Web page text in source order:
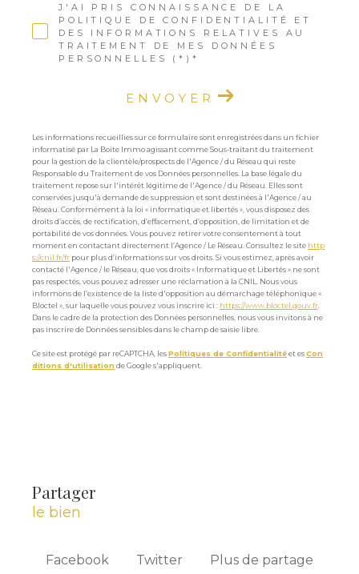
J'AI PRIS CONNAISSANCE DE LA
POLITIQUE DE CONFIDENTIALITÉ ET
DES INFORMATIONS RELATIVES AU
TRAITEMENT DE MES DONNÉES
PERSONNELLES (*)*
ENVOYER
Les informations recueillies sur ce formulaire sont enregistrées dans un fichier
informatisé par La Boite Immo agissant comme Sous-traitant du traitement
pour la gestion de la clientèle/prospects de l'Agence / du Réseau qui reste
Responsable du Traitement de vos Données personnelles. La base légale du
traitement repose sur l'intérêt légitime de l'Agence / du Réseau. Elles sont
conservées jusqu'à demande de suppression et sont destinées à l'Agence / au
Réseau. Conformément à la loi « informatique et libertés », vous disposez des
droits d’accès, de rectification, d’effacement, d’opposition, de limitation et de
portabilité de vos données. Vous pouvez retirer votre consentement à tout
moment en contactant directement l’Agence / Le Réseau. Consultez le site http
s://cnil.fr/fr pour plus d’informations sur vos droits. Si vous estimez, après avoir
contacté l'Agence / le Réseau, que vos droits « Informatique et Libertés » ne sont
pas respectés, vous pouvez adresser une réclamation à la CNIL. Nous vous
informons de l’existence de la liste d'opposition au démarchage téléphonique «
Bloctel », sur laquelle vous pouvez vous inscrire ici : https://www.bloctel.gouv.fr
Dans le cadre de la protection des Données personnelles, nous vous invitons à ne
pas inscrire de Données sensibles dans le champ de saisie libre.
Ce site est protégé par reCAPTCHA, lesPolitiques de Confidentialitéet esCon
ditions d'utilisation de Google s'appliquent.
partager
le bien
Facebook Twitter Plus de partage